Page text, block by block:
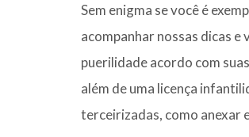
Sem enigma se você é
acompanhar nossas dicas
puerilidade acordo com
além de uma licença
terceirizadas, como anexar